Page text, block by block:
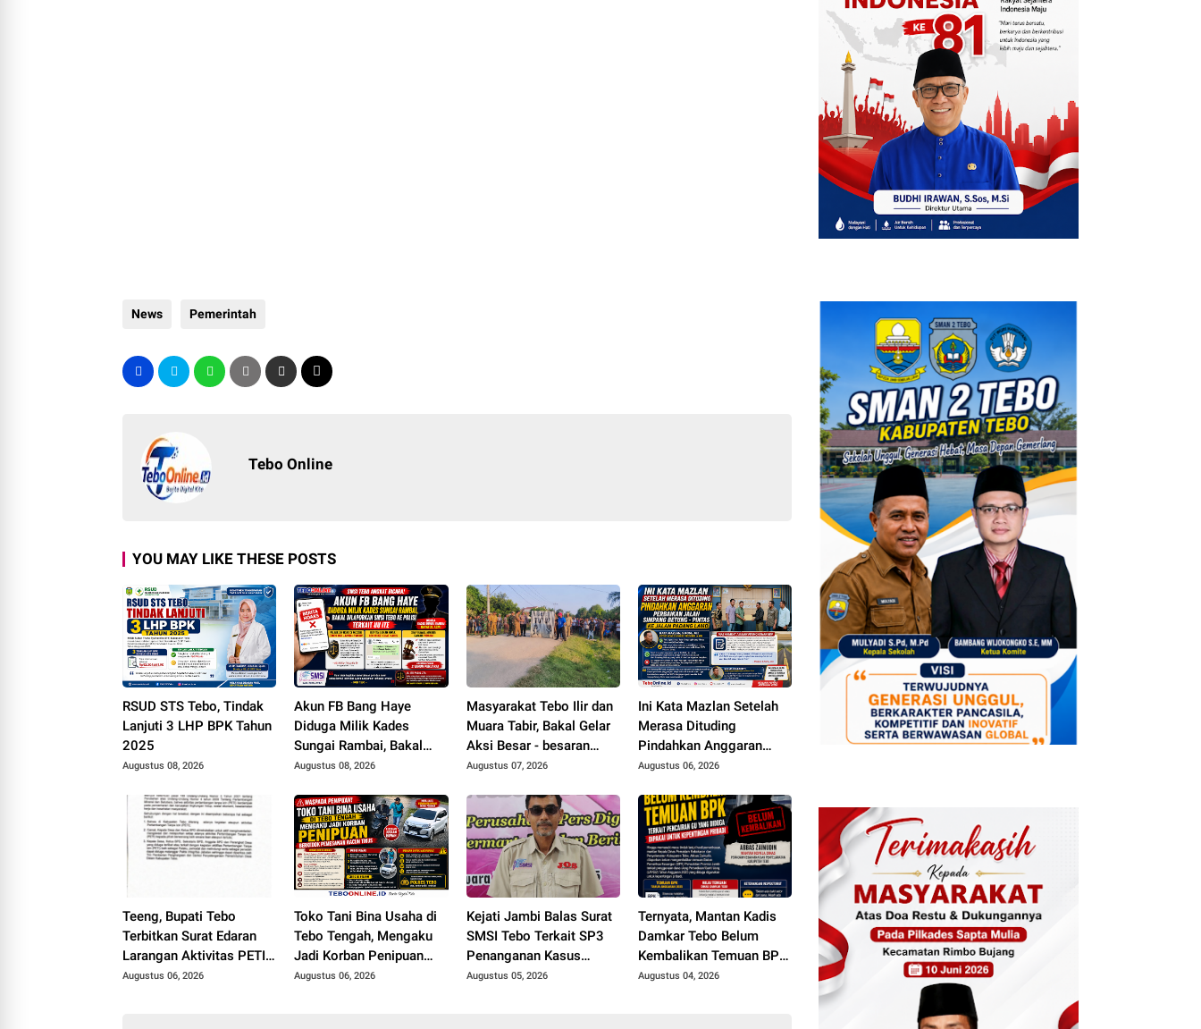
News Pemerintah
Tebo Online
YOU MAY LIKE THESE POSTS
RSUD STS Tebo, Tindak
Lanjuti 3 LHP BPK Tahun
2025
Augustus 08, 2026
Akun FB Bang Haye
Diduga Milik Kades
Sungai Rambai, Bakal
Dilaporkan SMSI Tebo ke
Augustus 08, 2026
Masyarakat Tebo Ilir dan
Muara Tabir, Bakal Gelar
Aksi Besar - besaran
Imbas Jalan Simpang
Dianggarkan di 2027
Augustus 07, 2026
Ini Kata Mazlan Setelah
Merasa Dituding
Pindahkan Anggaran
Perbaikan Jalan Simpang
Padang Lamo
Augustus 06, 2026
Teeng, Bupati Tebo
Terbitkan Surat Edaran
Larangan Aktivitas PETI,
Kades dan Perangkat
Augustus 06, 2026
Toko Tani Bina Usaha di
Tebo Tengah, Mengaku
Jadi Korban Penipuan
Berkedok Pemesanan
Augustus 06, 2026
Kejati Jambi Balas Surat
SMSI Tebo Terkait SP3
Penanganan Kasus
Dugaan Korupsi di
Augustus 05, 2026
Ternyata, Mantan Kadis
Damkar Tebo Belum
Kembalikan Temuan BPK
Terkait Pencairan GU
Augustus 04, 2026